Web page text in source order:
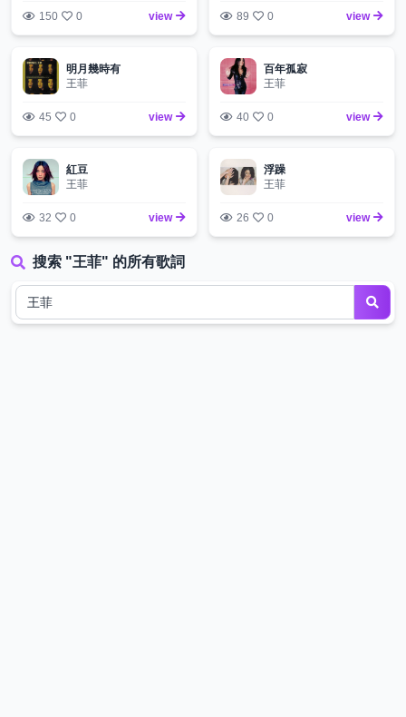
150 0 view 89 0 view
明月幾時有
王菲
45 0 view
百年孤寂
王菲
40 0 view
紅豆
王菲
32 0 view
浮躁
王菲
26 0 view
搜索 "王菲" 的所有歌詞